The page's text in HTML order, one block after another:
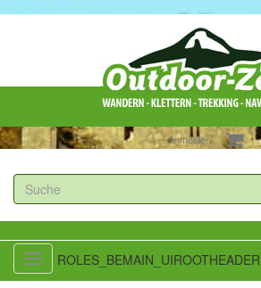
Anmelden
Toggle
navigation
ROLES_BEMAIN_UIROOTHEADER